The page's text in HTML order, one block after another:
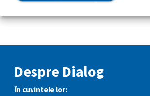
Despre Dialog
În cuvintele lor: